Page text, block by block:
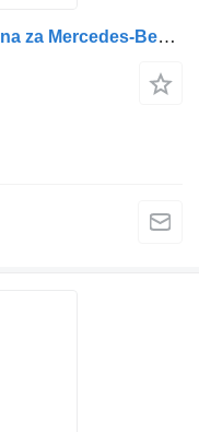
Intinzător de Curele zatezač remena za Mercedes-Benz A4702000970 / A4702001770 kamiona